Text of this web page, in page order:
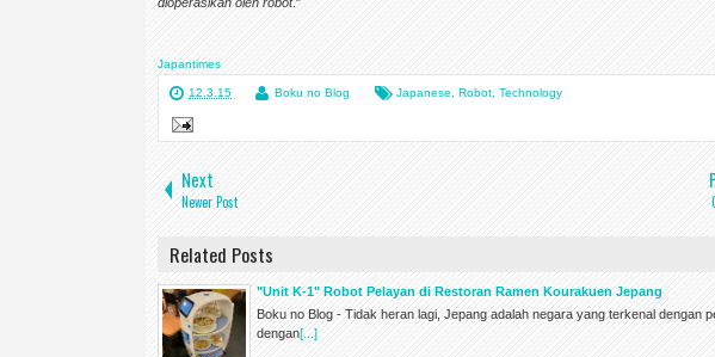
Japantimes
12.3.15 Boku no Blog Japanese Robot Technology
Next
Newer Post
Related Posts
"Unit K-1" Robot Pelayan di Restoran Ramen Kourakuen Jepang
Boku no Blog - Tidak heran lagi, Jepang adalah negara yang terkenal dengan
dengan[...]